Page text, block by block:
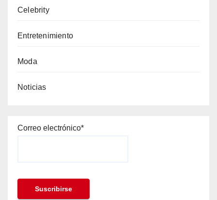
Celebrity
Entretenimiento
Moda
Noticias
Correo electrónico*